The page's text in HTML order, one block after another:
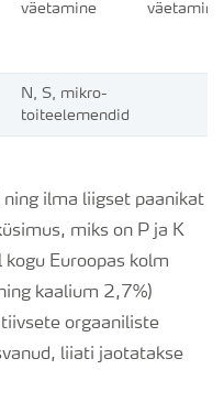
väetamine
väetamine
N, S, mikro-
toiteelemendid
ilma liigset paanikat
miks on P ja K
Euroopas kolm
kaalium 2,7%)
orgaaniliste
liiati jaotatakse